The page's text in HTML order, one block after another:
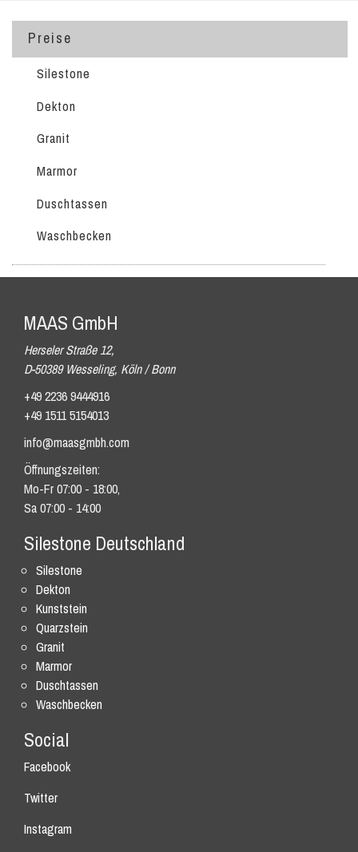
Preise
Silestone
Dekton
Granit
Marmor
Duschtassen
Waschbecken
MAAS GmbH
Herseler Straße 12,
D-50389 Wesseling, Köln / Bonn
+49 2236 9444916
+49 1511 5154013
info@maasgmbh.com
Öffnungszeiten:
Mo-Fr 07:00 - 18:00,
Sa 07:00 - 14:00
Silestone Deutschland
Silestone
Dekton
Kunststein
Quarzstein
Granit
Marmor
Duschtassen
Waschbecken
Social
Facebook
Twitter
Instagram